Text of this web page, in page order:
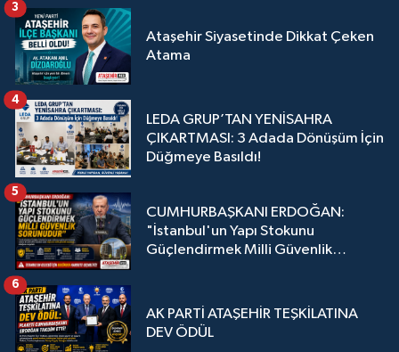
Ataşehir Siyasetinde Dikkat Çeken
Atama
3
LEDA GRUP’TAN YENİSAHRA
ÇIKARTMASI: 3 Adada Dönüşüm İçin
Düğmeye Basıldı!
4
CUMHURBAŞKANI ERDOĞAN:
"İstanbul'un Yapı Stokunu
Güçlendirmek Milli Güvenlik
5
AK PARTİ ATAŞEHİR TEŞKİLATINA
DEV ÖDÜL
6